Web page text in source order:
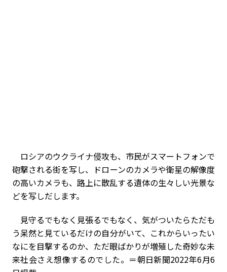
ロシアのウクライナ侵攻も、市民がスマートフォンで
砲撃される街を写し、ドローンのカメラや衛星の解像度
の高いカメラも、路上に散乱する遺体の生々しい光景な
どを写しだします。
見守るでもなく見張るでもなく、気がついたらただも
う呆然と見ているだけの自分がいて、これからいったい
なにを目撃するのか、ただ眼ばかりが増殖した奇妙な未
来社会さえ想像するのでした。＝朝日新聞2022年6月6